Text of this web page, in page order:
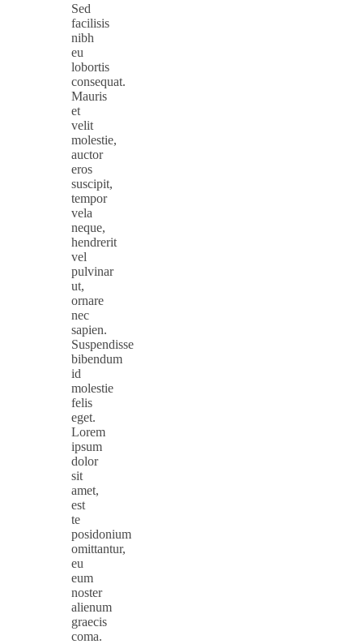
Sed
facilisis
nibh
eu
lobortis
consequat.
Mauris
et
velit
molestie,
auctor
eros
suscipit,
tempor
vela
neque,
hendrerit
vel
pulvinar
ut,
ornare
nec
sapien.
Suspendisse
bibendum
id
molestie
felis
eget.
Lorem
ipsum
dolor
sit
amet,
est
te
posidonium
omittantur,
eu
eum
noster
alienum
graecis
coma.